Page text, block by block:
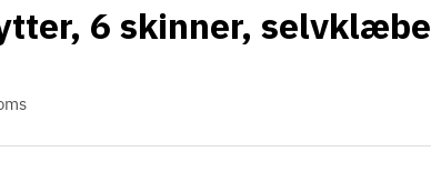
6 skinner,